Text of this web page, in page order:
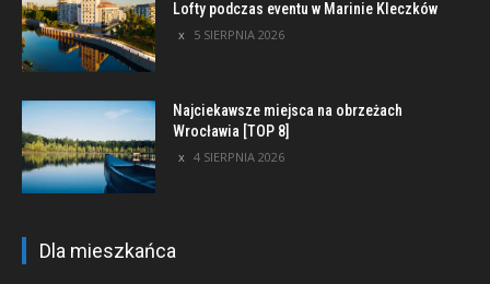
Lofty podczas eventu w Marinie Kleczków
5 SIERPNIA 2026
Najciekawsze miejsca na obrzeżach
Wrocławia [TOP 8]
4 SIERPNIA 2026
Dla mieszkańca